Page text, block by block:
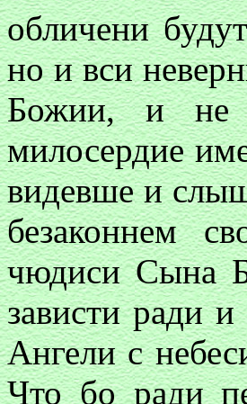
обличени
но и вси
Божии, и не
милосердие
видевше и
безаконнем
чюдиси Сына
зависти ради
Ангели с
Что бо ради